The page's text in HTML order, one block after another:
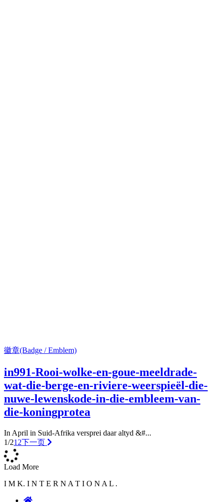
徽章(Badge / Emblem)
in991-Rooi-wolke-en-goue-meeldrade-
wat-die-berge-en-riviere-weerspieël-die-
nuwe-lewenskode-in-die-embleem-van-
die-koningprotea
In April in Suid-Afrika versprei daar altyd &#...
1/21 2下一页
Load More
I M K. I N T E R N A T I O N A L .